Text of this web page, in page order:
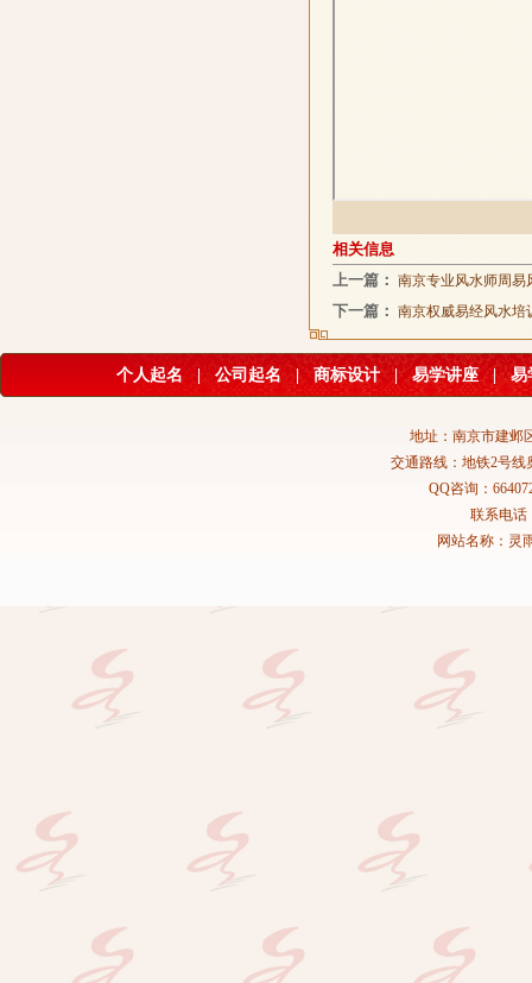
相关信息
上一篇： 南京专业风水师周
下一篇： 南京权威易经风水
个人起名 公司起名 | 商标设计 | 易学讲座 | 易
地址：南京市建邺
交通路线：地铁2号线
QQ咨询：
联系电话
网站名称：灵